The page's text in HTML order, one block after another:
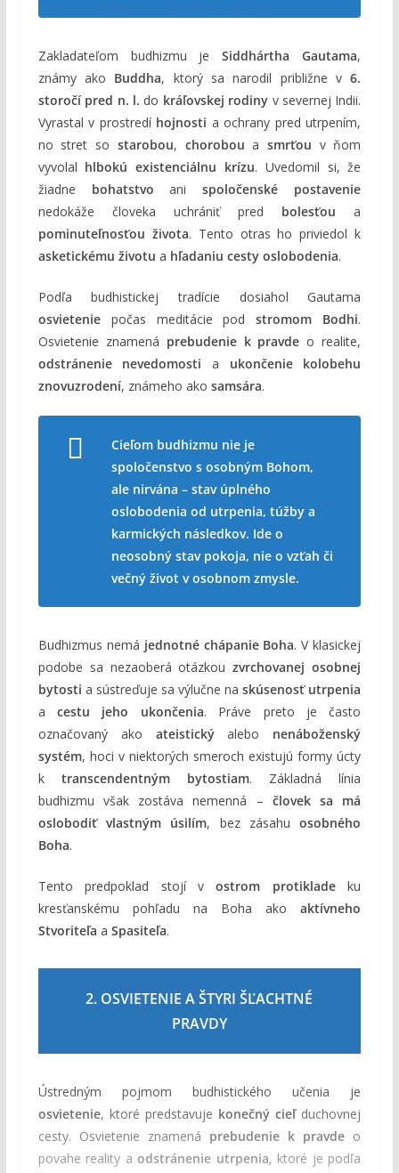
Zakladateľom budhizmu jeSiddhártha Gautama,
známy ako Buddha, ktorý sa narodil približne v6.
storočí pred n. l. do kráľovskej rodiny v severnej Indii.
Vyrastal v prostredí hojnosti a ochrany pred utrpením,
no stret so starobou, chorobou a smrťou v ňom
vyvolal hlbokú existenciálnu krízu. Uvedomil si, že
žiadne bohatstvo anispoločenské postavenie
nedokáže človeka uchrániť pred bolesťou a
pominuteľnosťou života. Tento otras ho priviedol k
asketickému životu a hľadaniu cesty oslobodenia.
Podľa budhistickej tradície dosiahol Gautama
osvieteniepočas meditácie podstromom Bodhi.
Osvietenie znamená prebudenie k pravde o realite,
odstránenie nevedomosti a ukončenie kolobehu
znovuzrodení, známeho ako samsára.
Cieľom budhizmu nie je
spoločenstvo s osobným Bohom,
ale nirvána – stav úplného
oslobodenia od utrpenia, túžby a
karmických následkov. Ide o
neosobný stav pokoja, nie o vzťah či
večný život v osobnom zmysle.
Budhizmus nemá jednotné chápanie Boha. V klasickej
podobe sa nezaoberá otázkouzvrchovanej osobnej
bytosti a sústreďuje sa výlučne naskúsenosť utrpenia
acestu jeho ukončenia. Práve preto je často
označovaný ako ateistickýalebo nenáboženský
systém, hoci v niektorých smeroch existujú formy úcty
k transcendentným bytostiam. Základná línia
budhizmu však zostáva nemenná – človek sa má
oslobodiť vlastným úsilím, bez zásahuosobného
Boha.
Tento predpoklad stojí vostrom protikladeku
kresťanskému pohľadu na Boha akoaktívneho
Stvoriteľa a Spasiteľa.
2. OSVIETENIE A ŠTYRI ŠĽACHTNÉ
PRAVDY
Ústredným pojmom budhistického učenia je
osvietenie, ktoré predstavuje konečný cieľduchovnej
cesty. Osvietenie znamená prebudenie k pravde o
povahe reality aodstránenie utrpenia, ktoré je podľa